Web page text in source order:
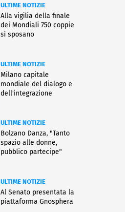
ULTIME NOTIZIE
Alla vigilia della finale
dei Mondiali 750 coppie
si sposano
ULTIME NOTIZIE
Milano capitale
mondiale del dialogo e
dell'integrazione
ULTIME NOTIZIE
Bolzano Danza, "Tanto
spazio alle donne,
pubblico partecipe"
ULTIME NOTIZIE
Al Senato presentata la
piattaforma Gnosphera